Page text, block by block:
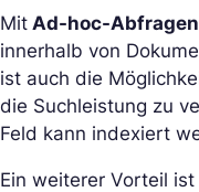
Mit Ad-hoc-Abfragen
innerhalb von
ist auch die
die Suchleistung zu
Feld kann indexiert
Ein weiterer Vorteil